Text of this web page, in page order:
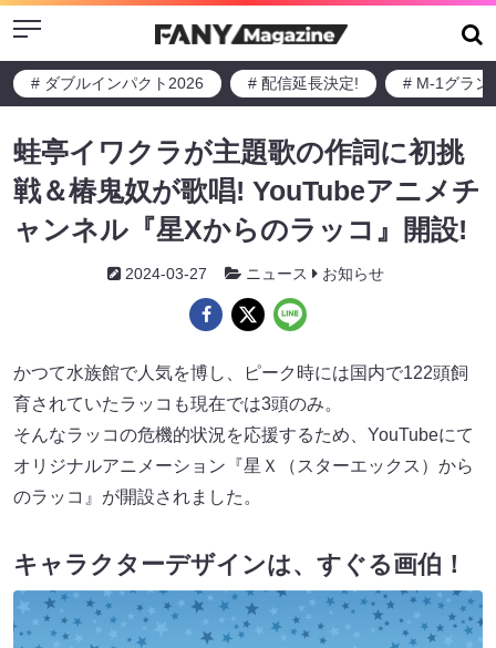
Menu
# ダブルインパクト2026 # 配信延長決定! # M-1グラン
蛙亭イワクラが主題歌の作詞に初挑
戦＆椿鬼奴が歌唱! YouTubeアニメチ
ャンネル『星Xからのラッコ』開設!
2024-03-27 ニュース お知らせ
かつて水族館で人気を博し、ピーク時には国内で122頭飼
育されていたラッコも現在では3頭のみ。
そんなラッコの危機的状況を応援するため、YouTubeにて
オリジナルアニメーション『星Ｘ（スターエックス）から
のラッコ』が開設されました。
キャラクターデザインは、すぐる画伯！